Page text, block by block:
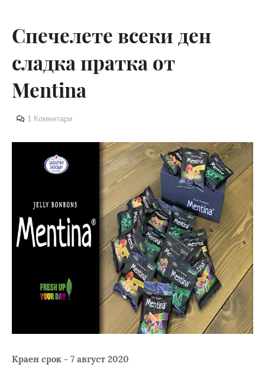
Спечелете всеки ден
сладка пратка от
Mentina
1 Коментари
Краен срок - 7 август 2020